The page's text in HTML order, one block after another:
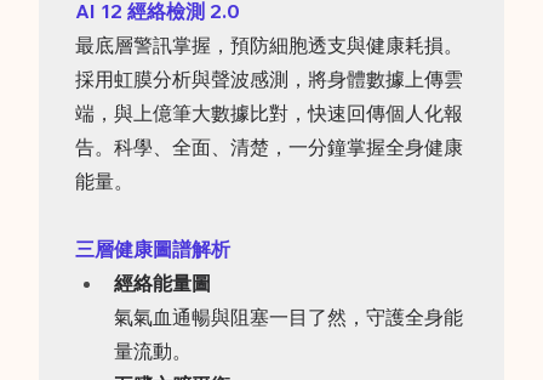
AI 12 經絡檢測 2.0
最底層警訊掌握，預防細胞透支與健康耗損。
採用虹膜分析與聲波感測，將身體數據上傳雲
端，與上億筆大數據比對，快速回傳個人化報
告。科學、全面、清楚，一分鐘掌握全身健康
能量。
三層健康圖譜解析
經絡能量圖
氣氣血通暢與阻塞一目了然，守護全身能
量流動。